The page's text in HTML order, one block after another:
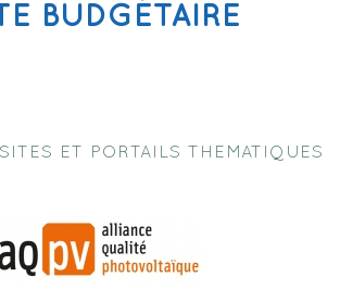
BUDGÉTAIRE
ET PORTAILS THEMATIQUES